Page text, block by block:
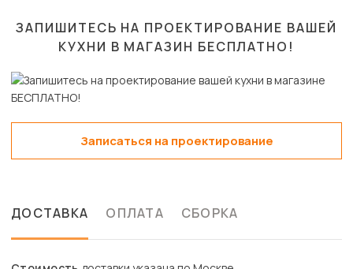
ЗАПИШИТЕСЬ НА ПРОЕКТИРОВАНИЕ ВАШЕЙ
КУХНИ В МАГАЗИН БЕСПЛАТНО!
Записаться на проектирование
ДОСТАВКА ОПЛАТА СБОРКА